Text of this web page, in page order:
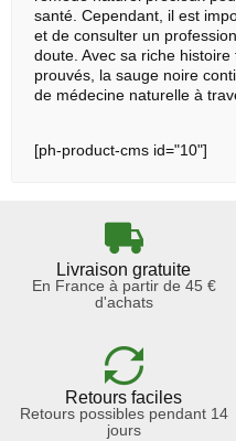
santé. Cependant, il est
et de consulter un
doute. Avec sa riche
prouvés, la sauge noire
de médecine naturelle à
[ph-product-cms id="10"]
Livraison gratuite
En France à partir de 45 €
d'achats
Retours faciles
Retours possibles pendant 14
jours